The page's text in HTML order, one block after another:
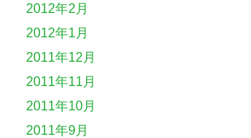
2012年2月
2012年1月
2011年12月
2011年11月
2011年10月
2011年9月